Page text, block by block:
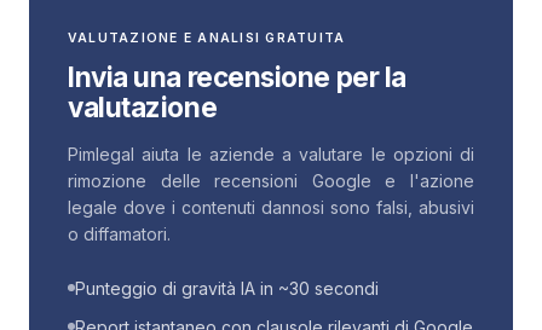
VALUTAZIONE E ANALISI GRATUITA
Invia una recensione per la
valutazione
Pimlegal aiuta le aziende a valutare le opzioni di
rimozione delle recensioni Google e l'azione
legale dove i contenuti dannosi sono falsi, abusivi
o diffamatori.
Punteggio di gravità IA in ~30 secondi